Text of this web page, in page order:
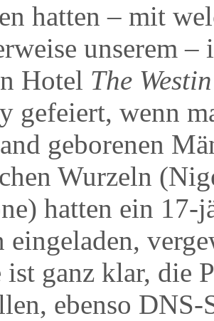
hatten – mit
unserem
Hotel The
gefeiert, wenn
geborenen
Wurzeln
hatten ein 17-
eingeladen,
ist ganz klar, die
ebenso